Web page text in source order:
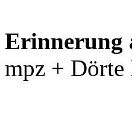
Erinnerung
mpz + Dörte